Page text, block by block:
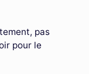
pas
pour le